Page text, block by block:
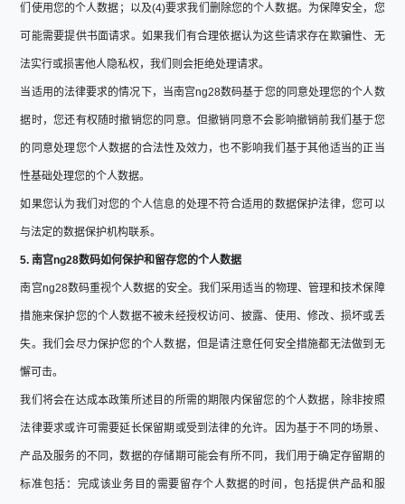
们使用您的个人数据；以及(4)要求我们删除您的个人数据。为保障安全，您
可能需要提供书面请求。如果我们有合理依据认为这些请求存在欺骗性、无
法实行或损害他人隐私权，我们则会拒绝处理请求。
当适用的法律要求的情况下，当南宫ng28数码基于您的同意处理您的个人数
据时，您还有权随时撤销您的同意。但撤销同意不会影响撤销前我们基于您
的同意处理您个人数据的合法性及效力，也不影响我们基于其他适当的正当
性基础处理您的个人数据。
如果您认为我们对您的个人信息的处理不符合适用的数据保护法律，您可以
与法定的数据保护机构联系。
5. 南宫ng28数码如何保护和留存您的个人数据
南宫ng28数码重视个人数据的安全。我们采用适当的物理、管理和技术保障
措施来保护您的个人数据不被未经授权访问、披露、使用、修改、损坏或丢
失。我们会尽力保护您的个人数据，但是请注意任何安全措施都无法做到无
懈可击。
我们将会在达成本政策所述目的所需的期限内保留您的个人数据，除非按照
法律要求或许可需要延长保留期或受到法律的允许。因为基于不同的场景、
产品及服务的不同，数据的存储期可能会有所不同，我们用于确定存留期的
标准包括：完成该业务目的需要留存个人数据的时间，包括提供产品和服